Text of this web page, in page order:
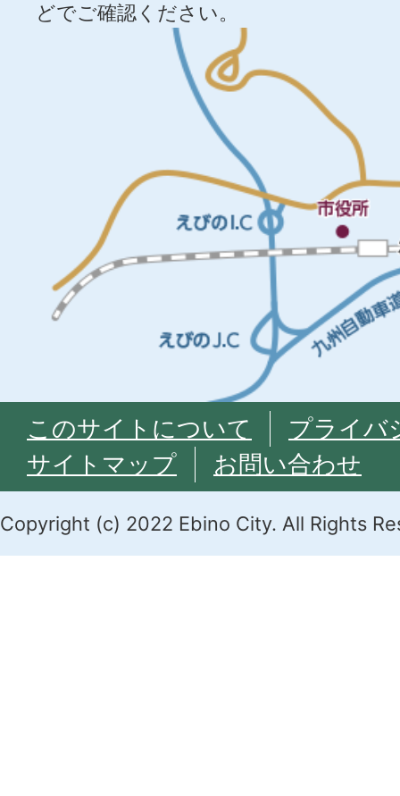
どでご確認ください。
このサイトについて
プライバ
サイトマップ
お問い合わせ
Copyright (c) 2022 Ebino City. All Rights